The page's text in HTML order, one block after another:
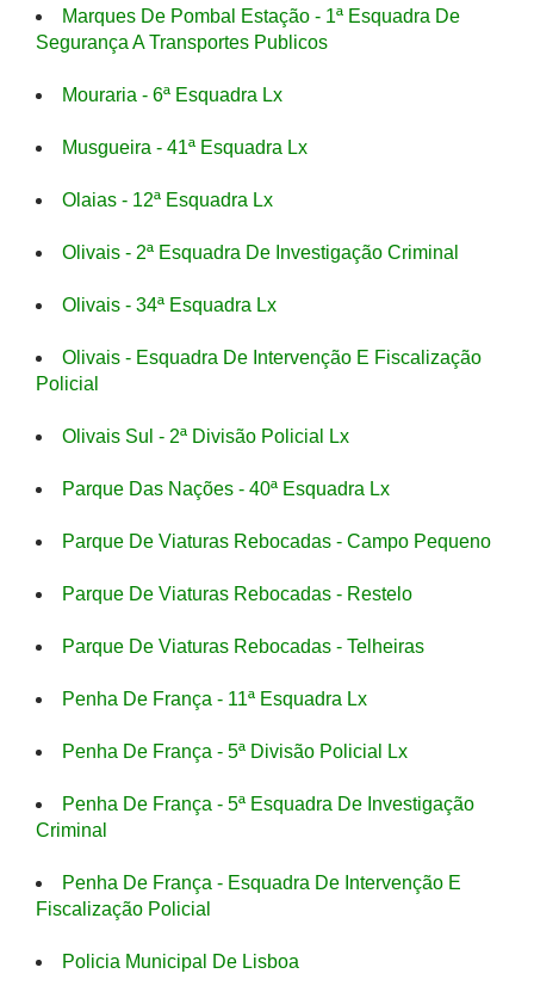
Marques De Pombal Estação - 1ª Esquadra De
Segurança A Transportes Publicos
Mouraria - 6ª Esquadra Lx
Musgueira - 41ª Esquadra Lx
Olaias - 12ª Esquadra Lx
Olivais - 2ª Esquadra De Investigação Criminal
Olivais - 34ª Esquadra Lx
Olivais - Esquadra De Intervenção E Fiscalização
Policial
Olivais Sul - 2ª Divisão Policial Lx
Parque Das Nações - 40ª Esquadra Lx
Parque De Viaturas Rebocadas - Campo Pequeno
Parque De Viaturas Rebocadas - Restelo
Parque De Viaturas Rebocadas - Telheiras
Penha De França - 11ª Esquadra Lx
Penha De França - 5ª Divisão Policial Lx
Penha De França - 5ª Esquadra De Investigação
Criminal
Penha De França - Esquadra De Intervenção E
Fiscalização Policial
Policia Municipal De Lisboa